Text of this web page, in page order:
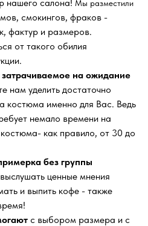
нашего салона! Мы разместили
смокингов, фраков -
фактур и размеров.
от такого обилия
на ожидание
нам уделить достаточно
костюма именно для Вас. Ведь
немало времени на
как правило, от 30 до
без группы
ценные мнения
и выпить кофе - также
с выбором размера и с